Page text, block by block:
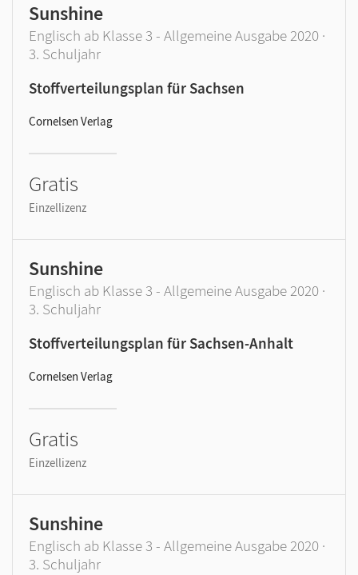
Sunshine
Englisch ab Klasse 3 - Allgemeine Ausgabe 2020 ·
3. Schuljahr
Stoffverteilungsplan für Sachsen
Cornelsen Verlag
Gratis
Einzellizenz
Sunshine
Englisch ab Klasse 3 - Allgemeine Ausgabe 2020 ·
3. Schuljahr
Stoffverteilungsplan für Sachsen-Anhalt
Cornelsen Verlag
Gratis
Einzellizenz
Sunshine
Englisch ab Klasse 3 - Allgemeine Ausgabe 2020 ·
3. Schuljahr